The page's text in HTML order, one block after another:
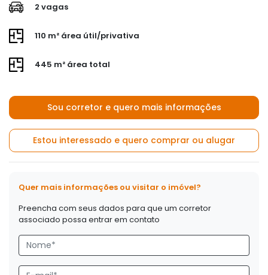
2 vagas
110 m² área útil/privativa
445 m² área total
Sou corretor e quero mais informações
Estou interessado e quero comprar ou alugar
Quer mais informações ou visitar o imóvel?
Preencha com seus dados para que um corretor
associado possa entrar em contato